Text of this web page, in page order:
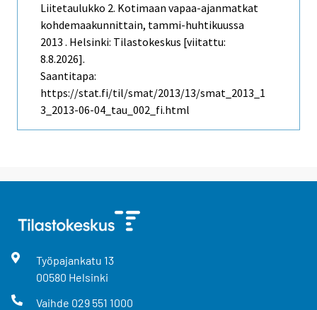
Liitetaulukko 2. Kotimaan vapaa-ajanmatkat
kohdemaakunnittain, tammi-huhtikuussa
2013 . Helsinki: Tilastokeskus [viitattu:
8.8.2026].
Saantitapa:
https://stat.fi/til/smat/2013/13/smat_2013_1
3_2013-06-04_tau_002_fi.html
Työpajankatu 13
00580 Helsinki
Vaihde 029 551 1000